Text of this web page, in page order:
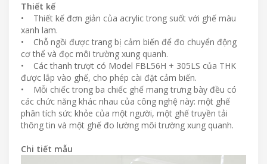
Thiết kế
• Thiết kế đơn giản của acrylic trong suốt với ghế màu
xanh lam.
• Chỗ ngồi được trang bị cảm biến để đo chuyển động
cơ thể và đọc môi trường xung quanh.
• Các thanh trượt có Model FBL56H + 305LS của THK
được lắp vào ghế, cho phép cài đặt cảm biến.
• Mỗi chiếc trong ba chiếc ghế mang trưng bày đều có
các chức năng khác nhau của công nghệ này: một ghế
phân tích sức khỏe của một người, một ghế truyền tải
thông tin và một ghế đo lường môi trường xung quanh.
Chi tiết mẫu